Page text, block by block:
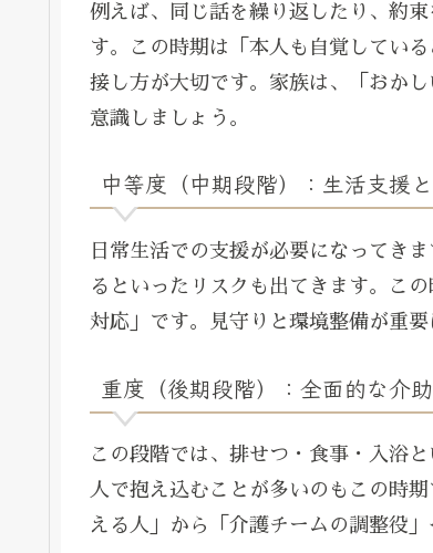
例えば、同じ話を繰り返したり、約
す。この時期は「本人も自覚してい
接し方が大切です。家族は、「おか
意識しましょう。
中等度（中期段階）：生活支援
日常生活での支援が必要になってき
るといったリスクも出てきます。こ
対応」です。見守りと環境整備が重要
重度（後期段階）：全面的な介
この段階では、排せつ・食事・入浴
人で抱え込むことが多いのもこの時
える人」から「介護チームの調整役